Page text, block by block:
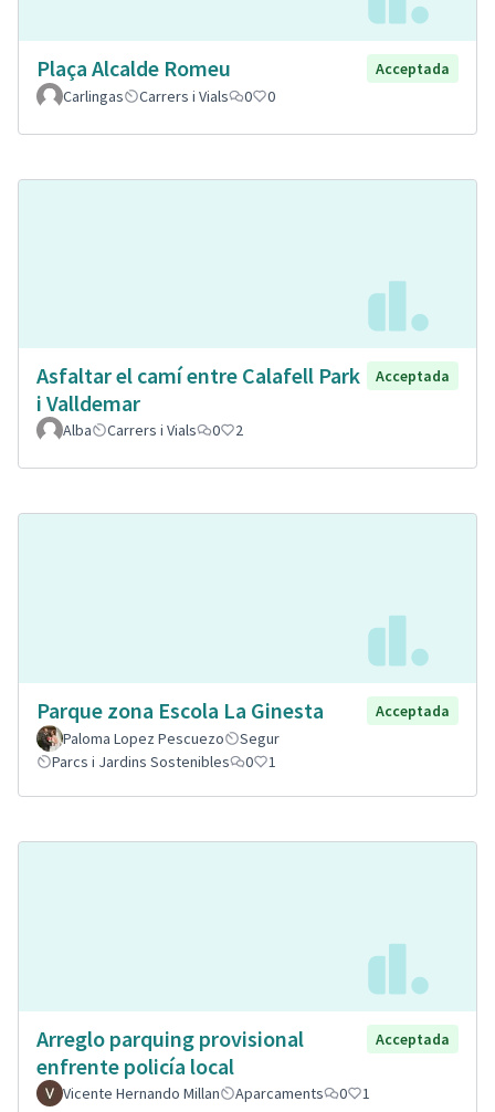
Plaça Alcalde Romeu
Acceptada
Carlingas
Carrers i Vials 0 0
Asfaltar el camí entre Calafell Park
i Valldemar
Acceptada
Alba Carrers i Vials 0 2
Parque zona Escola La Ginesta
Acceptada
Paloma Lopez Pescuezo
Segur
Parcs i Jardins Sostenibles
0 1
Arreglo parquing provisional
enfrente policía local
Acceptada
Vicente Hernando Millan Aparcaments 0 1